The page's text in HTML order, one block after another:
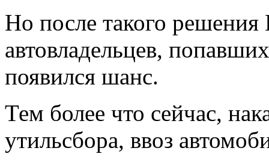
Но после такого решения
автовладельцев,
появился шанс.
Тем более что сейчас,
утильсбора, ввоз